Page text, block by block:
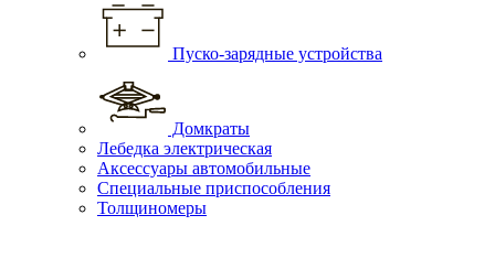
Пуско-зарядные устройства
Домкраты
Лебедка электрическая
Аксессуары автомобильные
Специальные приспособления
Толщиномеры